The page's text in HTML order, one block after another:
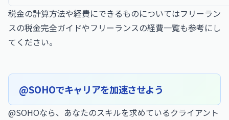
税金の計算方法や経費にできるものについてはフリーラン
スの税金完全ガイドやフリーランスの経費一覧も参考にし
てください。
@SOHOでキャリアを加速させよう
@SOHOなら、あなたのスキルを求めているクライアント